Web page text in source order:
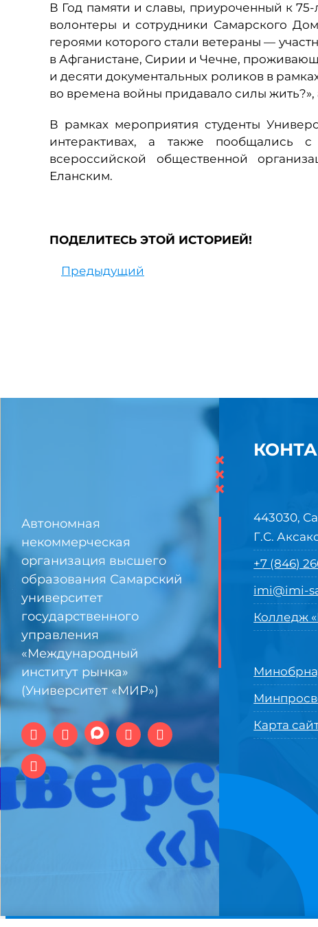
В Год памяти и славы, приуроченный к
волонтеры и сотрудники Самарского
героями которого стали ветераны —
в Афганистане, Сирии и Чечне,
и десяти документальных роликов в
во времена войны придавало силы
В рамках мероприятия студенты
интерактивах, а также пообщались
всероссийской общественной
Еланским.
ПОДЕЛИТЕСЬ ЭТОЙ ИСТОРИЕЙ!
Предыдущий
Автономная
некоммерческая
организация высшего
образования Самарский
университет
государственного
управления
«Международный
институт рынка»
(Университет «МИР»)
×
×
×
443030,
Г.С.
+7 (846)
imi@imi-
Колледж
Карта